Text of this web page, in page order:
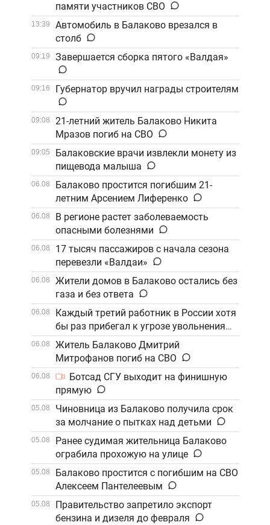
памяти участников СВО
13:39
Автомобиль в Балаково врезался в
столб
09:19 Завершается сборка пятого «Валдая»
09:16 Губернатор вручил награды строителям
09:08
21-летний житель Балаково Никита
Мразов погиб на СВО
09:05
Балаковские врачи извлекли монету из
пищевода малыша
06.08
Балаково простится погибшим 21-
летним Арсением Лиференко
06.08
В регионе растет заболеваемость
опасными болезнями
06.08
17 тысяч пассажиров с начала сезона
перевезли «Валдаи»
06.08
Жители домов в Балаково остались без
газа и без ответа
06.08
Каждый третий работник в России хотя
бы раз прибегал к угрозе увольнения
06.08
Житель Балаково Дмитрий
Митрофанов погиб на СВО
06.08
Ботсад СГУ выходит на финишную
прямую
05.08
Чиновница из Балаково получила срок
за молчание о пытках над детьми
05.08
Ранее судимая жительница Балаково
ограбила прохожую на улице
05.08
Балаково простится с погибшим на СВО
Алексеем Пантелеевым
05.08
Правительство запретило экспорт
бензина и дизеля до февраля